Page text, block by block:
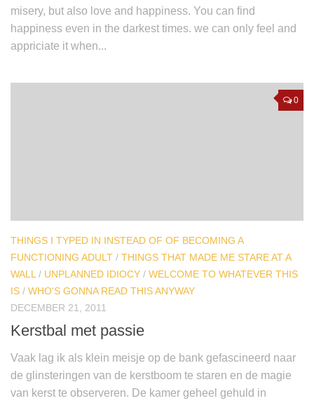
misery, but also love and happiness. You can find
happiness even in the darkest times. we can only feel and
appriciate it when...
0
THINGS I TYPED IN INSTEAD OF OF BECOMING A
FUNCTIONING ADULT / THINGS THAT MADE ME STARE AT A
WALL / UNPLANNED IDIOCY / WELCOME TO WHATEVER THIS
IS / WHO'S GONNA READ THIS ANYWAY
DECEMBER 21, 2011
Kerstbal met passie
Vaak lag ik als klein meisje op de bank gefascineerd naar
de glinsteringen van de kerstboom te staren en de magie
van kerst te observeren. De kamer geheel gehuld in